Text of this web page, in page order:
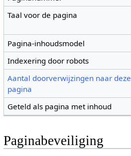
Taal voor de pagina
Pagina-inhoudsmodel
Indexering door robots
Aantal doorverwijzingen naar deze
pagina
Geteld als pagina met inhoud
Paginabeveiliging